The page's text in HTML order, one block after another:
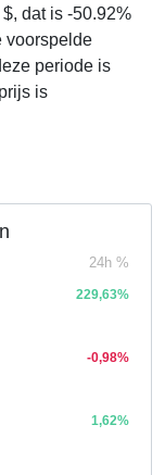
dat is -50.92%
voorspelde
periode is
is
24h %
229,63%
-0,98%
1,62%